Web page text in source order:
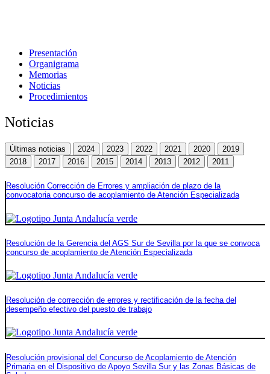
Presentación
Organigrama
Memorias
Noticias
Procedimientos
Noticias
Últimas noticias 2024 2023 2022 2021 2020
2019
2018
2017 2016 2015 2014 2013 2012 2011
Resolución Corrección de Errores y ampliación de plazo de la
convocatoria concurso de acoplamiento de Atención Especializada
Resolución de la Gerencia del AGS Sur de Sevilla por la que se convoca
concurso de acoplamiento de Atención Especializada
Resolución de corrección de errores y rectificación de la fecha del
desempeño efectivo del puesto de trabajo
Resolución provisional del Concurso de Acoplamiento de Atención
Primaria en el Dispositivo de Apoyo Sevilla Sur y las Zonas Básicas de